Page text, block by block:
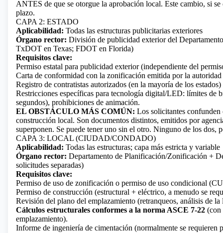
ANTES de que se otorgue la aprobación local. Este cambio, si
plazo.
CAPA 2: ESTADO
Aplicabilidad: Todas las estructuras publicitarias exteriores
Órgano rector: División de publicidad exterior del
TxDOT en Texas; FDOT en Florida)
Requisitos clave:
Permiso estatal para publicidad exterior (independiente del
Carta de conformidad con la zonificación emitida por la
Registro de contratistas autorizados (en la mayoría de los estados)
Restricciones específicas para tecnología digital/LED: límites
segundos), prohibiciones de animación.
EL OBSTÁCULO MÁS COMÚN: Los solicitantes confunden
construcción local. Son documentos distintos, emitidos por
superponen. Se puede tener uno sin el otro. Ninguno de los dos,
CAPA 3: LOCAL (CIUDAD/CONDADO)
Aplicabilidad: Todas las estructuras; capa más estricta y variable
Órgano rector: Departamento de Planificación/Zonificación +
solicitudes separadas)
Requisitos clave:
Permiso de uso de zonificación o permiso de uso condicional
Permiso de construcción (estructural + eléctrico, a menudo se
Revisión del plano del emplazamiento (retranqueos, análisis de
Cálculos estructurales conformes a la norma ASCE 7-22 (con
emplazamiento).
Informe de ingeniería de cimentación (normalmente se requieren